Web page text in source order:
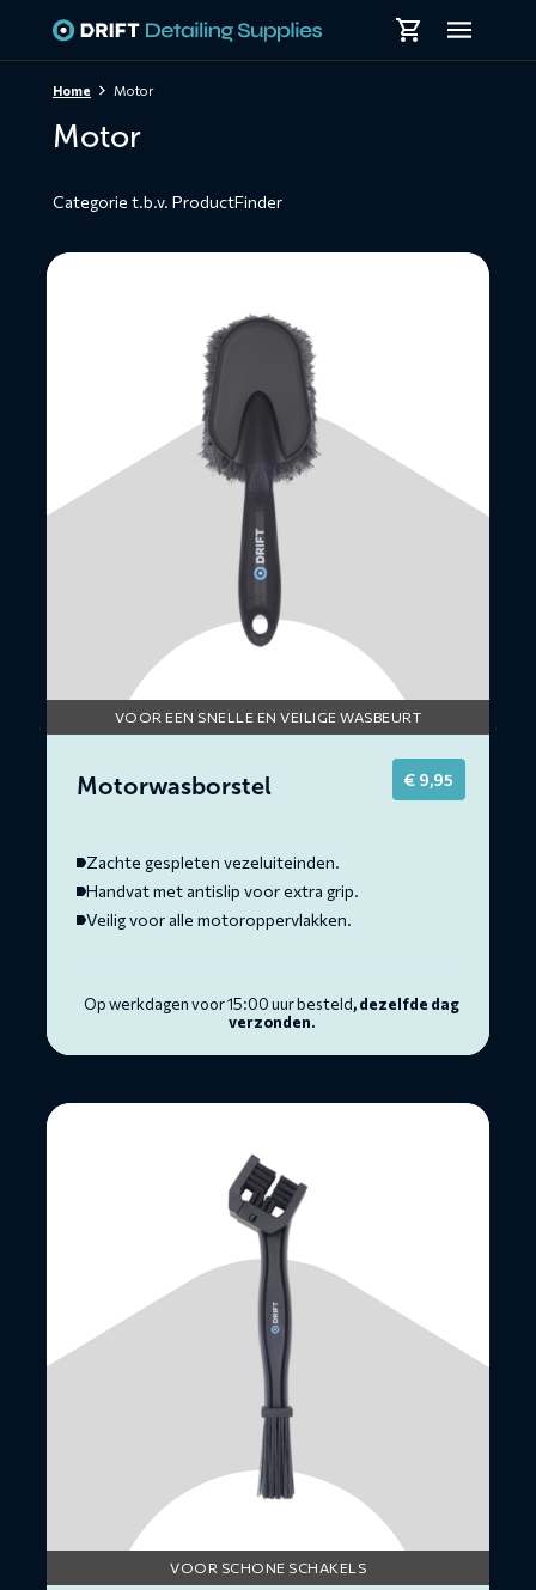
Home Motor
Motor
Categorie t.b.v. ProductFinder
Lees
VOOR EEN SNELLE EN VEILIGE WASBEURT
Motorwasborstel € 9,95
Zachte gespleten vezeluiteinden.
Handvat met antislip voor extra grip.
Veilig voor alle motoroppervlakken.
Op werkdagen voor 15:00 uur besteld, dezelfde dag
verzonden.
Lees
VOOR SCHONE SCHAKELS